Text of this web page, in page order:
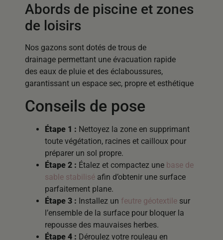
Abords de piscine et zones
de loisirs
Nos gazons sont dotés de trous de
drainage permettant une évacuation rapide
des eaux de pluie et des éclaboussures,
garantissant un espace sec, propre et esthétique
Conseils de pose
Étape 1 : Nettoyez la zone en supprimant
toute végétation, racines et cailloux pour
préparer un sol propre.
Étape 2 : Étalez et compactez une base de
sable stabilisé afin d’obtenir une surface
parfaitement plane.
Étape 3 : Installez un feutre géotextile sur
l’ensemble de la surface pour bloquer la
repousse des mauvaises herbes.
Étape 4 : Déroulez votre rouleau en